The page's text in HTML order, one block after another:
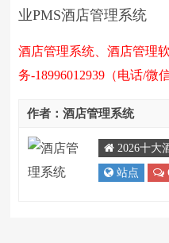
业PMS酒店管理系统
酒店管理系统、酒店管理
务-18996012939（电话/微信
作者：酒店管理系统
2026十大
站点